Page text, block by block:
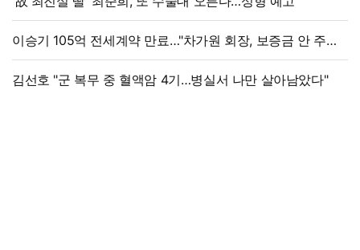
이승기 105억 전세계약 만료…"차가원 회장, 보증금 안 주면
법적 조치"
김선호 "군 복무 중 혈액암 4기…병실서 나만 살아남았다"